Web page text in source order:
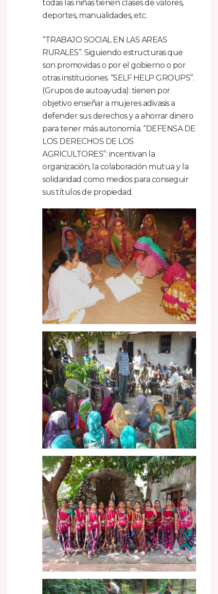
todas las niñas tienen clases de valores,
deportes, manualidades, etc.
“TRABAJO SOCIAL EN LAS AREAS
RURALES”. Siguiendo estructuras que
son promovidas o por el gobierno o por
otras instituciones. “SELF HELP GROUPS”.
(Grupos de autoayuda): tienen por
objetivo enseñar a mujeres adivasis a
defender sus derechos y a ahorrar dinero
para tener más autonomía. “DEFENSA DE
LOS DERECHOS DE LOS
AGRICULTORES”: incentivan la
organización, la colaboración mutua y la
solidaridad como medios para conseguir
sus títulos de propiedad.